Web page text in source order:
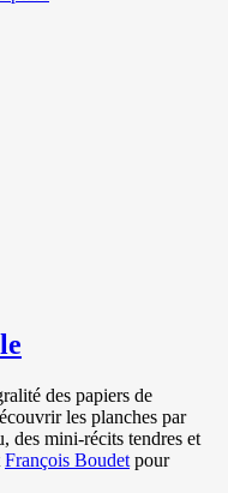
des papiers de
les planches par
des mini-récits tendres et
François Boudet pour